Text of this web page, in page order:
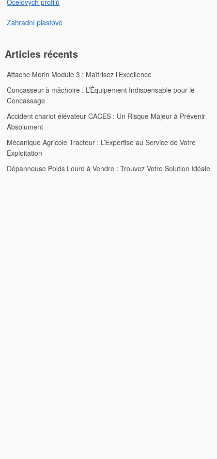
Ocelových profilů
Zahradní plastové
Articles récents
Attache Morin Module 3 : Maîtrisez l’Excellence
Concasseur à mâchoire : L’Équipement Indispensable pour le
Concassage
Accident chariot élévateur CACES : Un Risque Majeur à Prévenir
Absolument
Mécanique Agricole Tracteur : L’Expertise au Service de Votre
Exploitation
Dépanneuse Poids Lourd à Vendre : Trouvez Votre Solution Idéale